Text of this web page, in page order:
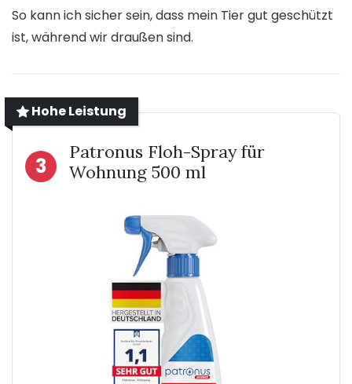
So kann ich sicher sein, dass mein Tier gut geschützt
ist, während wir draußen sind.
Hohe Leistung
3
Patronus Floh-Spray für
Wohnung 500 ml